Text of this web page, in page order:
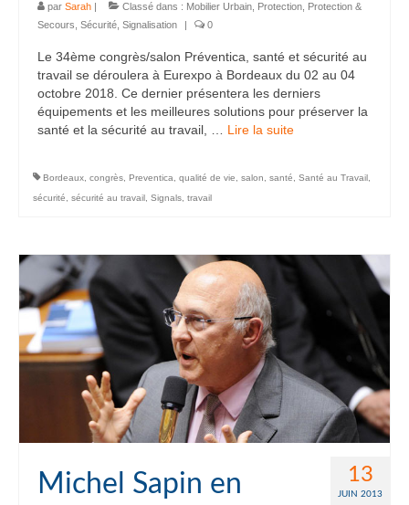
par Sarah | Classé dans : Mobilier Urbain Protection Protection &
Secours Sécurité Signalisation | 0
Le 34ème congrès/salon Préventica, santé et sécurité au
travail se déroulera à Eurexpo à Bordeaux du 02 au 04
octobre 2018. Ce dernier présentera les derniers
équipements et les meilleures solutions pour préserver la
santé et la sécurité au travail, … Lire la suite­­
Bordeaux congrès Preventica qualité de vie salon santé Santé au Travail
sécurité
sécurité au travail Signals travail
13
JUIN 2013
Michel Sapin en